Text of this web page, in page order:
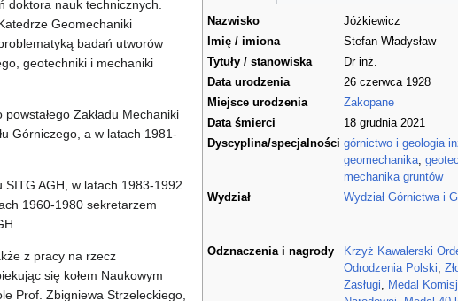
Nazwisko
Jóżkiewicz
Imię / imiona
Stefan Władysław
Tytuły / stanowiska
Dr inż.
Data urodzenia
26 czerwca 1928
Miejsce urodzenia
Zakopane
Data śmierci
18 grudnia 2021
Dyscyplina/specjalności górnictwo i geologia
geomechanika
mechanika gruntów
Wydział
Wydział Górnictwa i
Odznaczenia i nagrody
Krzyż Kawalerski
Odrodzenia Polski
Zasługi
Medal
doktora nauk technicznych.
Geomechaniki
badań utworów
geotechniki i mechaniki
Zakładu Mechaniki
Górniczego, a w latach 1981-
SITG AGH, w latach 1983-1992
1960-1980 sekretarzem
z pracy na rzecz
się kołem Naukowym
Prof. Zbigniewa Strzeleckiego,